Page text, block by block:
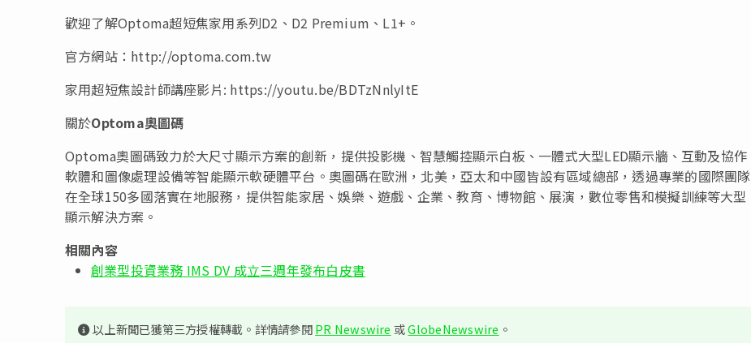
歡迎了解Optoma超短焦家用系列D2、D2 Premium、L1+。
官方網站：http://optoma.com.tw
家用超短焦設計師講座影片: https://youtu.be/BDTzNnlyItE
關於Optoma奧圖碼
Optoma奧圖碼致力於大尺寸顯示方案的創新，提供投影機、智慧觸控顯示白板、一體式大型LED顯示牆、互動及協作
軟體和圖像處理設備等智能顯示軟硬體平台。奧圖碼在歐洲，北美，亞太和中國皆設有區域總部，透過專業的國際團隊
在全球150多國落實在地服務，提供智能家居、娛樂、遊戲、企業、教育、博物館、展演，數位零售和模擬訓練等大型
顯示解決方案。
相關內容
創業型投資業務 IMS DV 成立三週年發布白皮書
以上新聞已獲第三方授權轉載。詳情請參閱PR Newswire 或GlobeNewswire 。